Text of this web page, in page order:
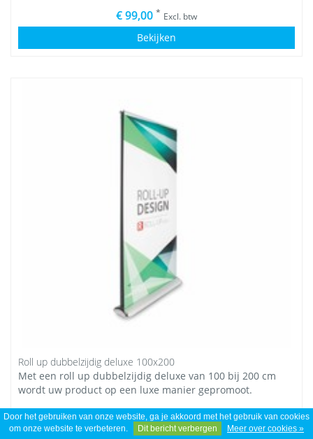
€ 99,00 * Excl. btw
Bekijken
Roll up dubbelzijdig deluxe 100x200
Met een roll up dubbelzijdig deluxe van 100 bij 200 cm
wordt uw product op een luxe manier gepromoot.
€ 185,00 * Excl. btw
Door het gebruiken van onze website, ga je akkoord met het gebruik van cookies
om onze website te verbeteren.
Dit bericht verbergen Meer over cookies »